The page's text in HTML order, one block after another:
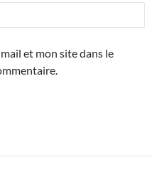
et mon site dans le